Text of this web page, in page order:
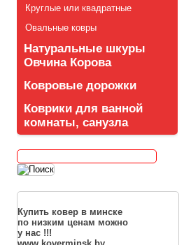
Круглые или квадратные
Овальные ковры
Натуральные шкуры
Овчина Корова
Ковровые дорожки
Коврики для ванной
комнаты, санузла
Купить ковер в минске
по низким ценам можно
у нас !!!